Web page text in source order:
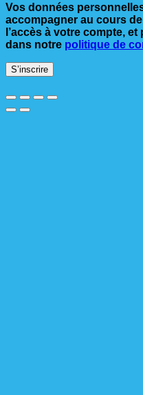
Vos données
accompagner au cours
l’accès à votre compte,
dans notre politique de
S’inscrire